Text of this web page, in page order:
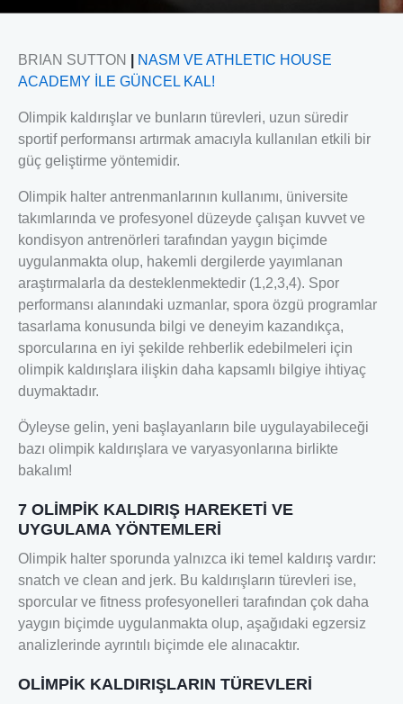
BRIAN SUTTON
NASM VE ATHLETIC HOUSE
ACADEMY İLE GÜNCEL KAL!
Olimpik kaldırışlar ve bunların türevleri, uzun süredir
sportif performansı artırmak amacıyla kullanılan etkili bir
güç geliştirme yöntemidir.
Olimpik halter antrenmanlarının kullanımı, üniversite
takımlarında ve profesyonel düzeyde çalışan kuvvet ve
kondisyon antrenörleri tarafından yaygın biçimde
uygulanmakta olup, hakemli dergilerde yayımlanan
araştırmalarla da desteklenmektedir (1,2,3,4). Spor
performansı alanındaki uzmanlar, spora özgü programlar
tasarlama konusunda bilgi ve deneyim kazandıkça,
sporcularına en iyi şekilde rehberlik edebilmeleri için
olimpik kaldırışlara ilişkin daha kapsamlı bilgiye ihtiyaç
duymaktadır.
Öyleyse gelin, yeni başlayanların bile uygulayabileceği
bazı olimpik kaldırışlara ve varyasyonlarına birlikte
bakalım!
7 OLİMPİK KALDIRIŞ HAREKETİ VE
UYGULAMA YÖNTEMLERİ
Olimpik halter sporunda yalnızca iki temel kaldırış vardır:
snatch ve clean and jerk. Bu kaldırışların türevleri ise,
sporcular ve fitness profesyonelleri tarafından çok daha
yaygın biçimde uygulanmakta olup, aşağıdaki egzersiz
analizlerinde ayrıntılı biçimde ele alınacaktır.
OLİMPİK KALDIRIŞLARIN TÜREVLERİ